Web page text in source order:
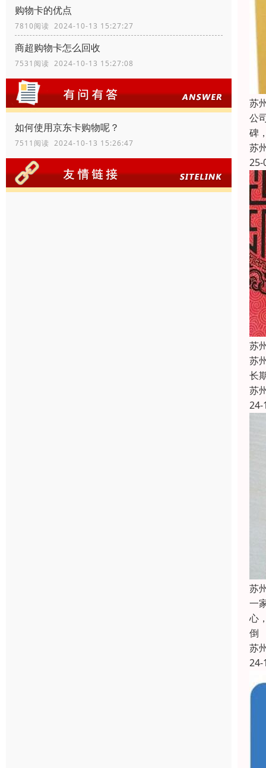
购物卡的优点
7810阅读 2024-10-13 15:27:27
商超购物卡怎么回收
7531阅读 2024-10-13 15:27:08
如何使用京东卡购物呢？
7511阅读 2024-10-13 15:26:47
苏
公
碑
苏
25-
苏
苏
长
苏
24-
苏
一
心
倒
苏
24-